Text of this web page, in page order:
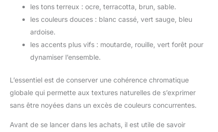
les tons terreux : ocre, terracotta, brun, sable.
les couleurs douces : blanc cassé, vert sauge, bleu
ardoise.
les accents plus vifs : moutarde, rouille, vert forêt pour
dynamiser l’ensemble.
L’essentiel est de conserver une cohérence chromatique
globale qui permette aux textures naturelles de s’exprimer
sans être noyées dans un excès de couleurs concurrentes.
Avant de se lancer dans les achats, il est utile de savoir